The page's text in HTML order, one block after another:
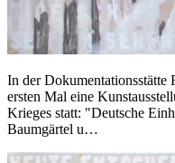
In der
ersten Mal eine
Krieges statt: "Deutsche
Baumgärtel u…